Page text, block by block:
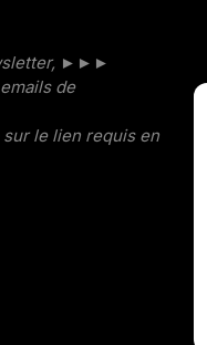
►►►
de
le lien requis en